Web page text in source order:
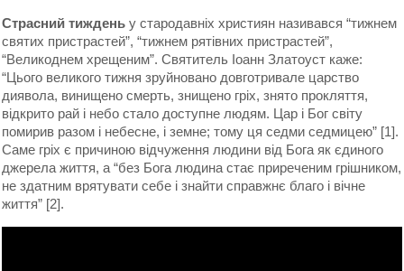
Страсний тижденьу стародавніх християн називався “тижнем
святих пристрастей”, “тижнем рятівних пристрастей”,
“Великоднем хрещеним”. Святитель Іоанн Златоуст каже:
“Цього великого тижня зруйновано довготривале царство
диявола, винищено смерть, знищено гріх, знято прокляття,
відкрито рай і небо стало доступне людям. Цар і Бог світу
помирив разом і небесне, і земне; тому ця седми седмицею” [1].
Саме гріх є причиною відчуження людини від Бога як єдиного
джерела життя, а “без Бога людина стає приреченим грішником,
не здатним врятувати себе і знайти справжнє благо і вічне
життя” [2].